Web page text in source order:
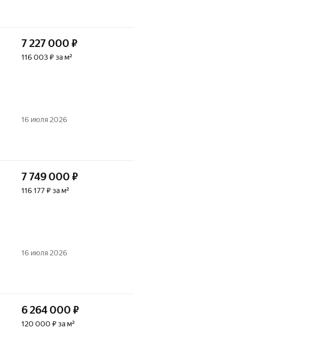
7 227 000 ₽
116 003 ₽ за м²
16 июля 2026
7 749 000 ₽
116 177 ₽ за м²
16 июля 2026
6 264 000 ₽
120 000 ₽ за м²